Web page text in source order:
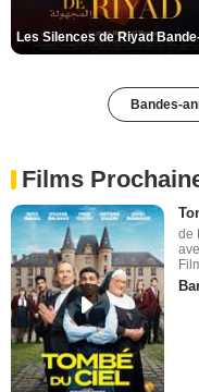
Bandes-
Films
de